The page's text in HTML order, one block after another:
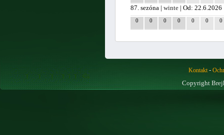
87. sezóna |winte | Od: 22.6.2026
0 0 0 0 0 0 0
Kontakt-
Copyright